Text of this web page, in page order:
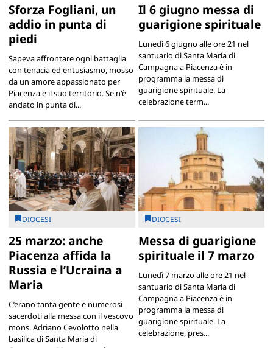
Sforza Fogliani, un
addio in punta di
piedi
Sapeva affrontare ogni battaglia
con tenacia ed entusiasmo, mosso
da un amore appassionato per
Piacenza e il suo territorio. Se n'è
andato in punta di...
Il 6 giugno messa di
guarigione spirituale
Lunedì 6 giugno alle ore 21 nel
santuario di Santa Maria di
Campagna a Piacenza è in
programma la messa di
guarigione spirituale. La
celebrazione term...
DIOCESI
25 marzo: anche
Piacenza affida la
Russia e l’Ucraina a
Maria
C’erano tanta gente e numerosi
sacerdoti alla messa con il vescovo
mons. Adriano Cevolotto nella
basilica di Santa Maria di
DIOCESI
Messa di guarigione
spirituale il 7 marzo
Lunedì 7 marzo alle ore 21 nel
santuario di Santa Maria di
Campagna a Piacenza è in
programma la messa di
guarigione spirituale. La
celebrazione, pres...